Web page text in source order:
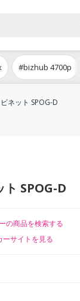
#bizhub 4700p
ネット SPOG-D
SPOG-D
の商品を検索する
ーサイトを見る